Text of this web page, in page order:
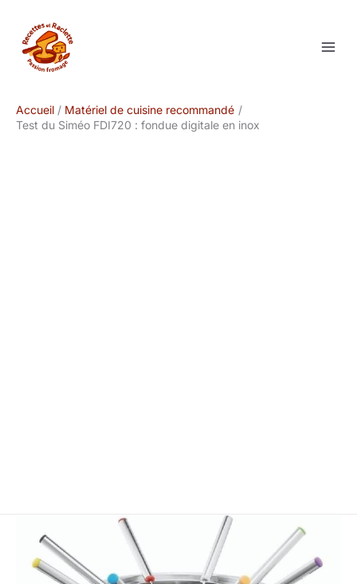
contenu
Accueil
Matériel de cuisine recommandé
Test du Siméo FDI720 : fondue digitale en inox